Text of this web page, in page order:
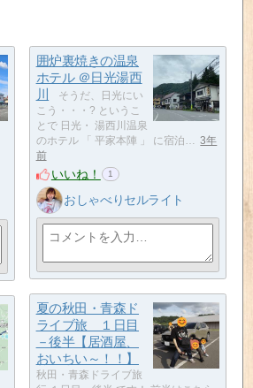
囲炉裏焼きの温泉
ホテル ＠日光湯西
川
そうだ、日光にい
こう・・・? というこ
とで 日光・ 湯西川温泉
のホテル 「 平家本陣 」 に宿泊… 3年
前
いいね！ 1
おしゃべりセルライト
夏の秋田・青森ド
ライブ旅 １日目
－後半【居酒屋、
おいちい～！！】
秋田・青森ドライブ旅